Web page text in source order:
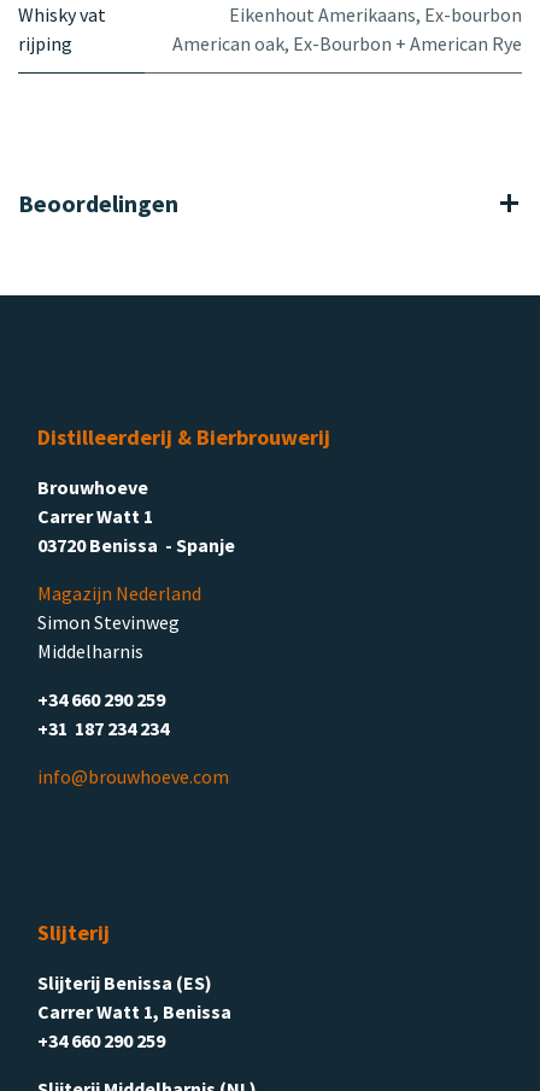
Whisky vat
rijping
Eikenhout Amerikaans, Ex-bourbon
American oak, Ex-Bourbon + American Rye
Beoordelingen
Distilleerderij & Bierbrouwerij
Brouwhoeve
Carrer Watt 1
03720 Benissa - Spanje
Magazijn Nederland
Simon Stevinweg
Middelharnis
+34 660 290 259
+31 187 234 234
info@brouwhoeve.com
Slijterij
Slijterij Benissa (ES)
Carrer Watt 1, Benissa
+34 660 290 259